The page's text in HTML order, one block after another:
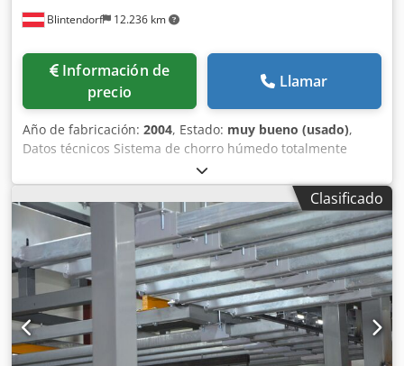
Blintendorf 12.236 km
Información de
precio
Llamar
Año de fabricación: 2004, Estado: muy bueno (usado),
Datos técnicos Sistema de chorro húmedo totalmente
automatizado Componentes a mecanizar Componentes del
motor, otros componentes Dcodpfx Aiowi Hcwevok Tamaño
del plato giratorio Ø 1300 mm Velocidad del plato giratorio
1 – 30 rpm, Capacidad de carga del plato giratorio 500 kg
Máx. Tamaño del componente Ø 1500 y altura 1000 mm
Número de boquillas de chorro 1 – 4 Presión del chorro 0,5
– 6 bar (± 0,01) Iluminación de la cabina Medios de
granallado utilizados Al2O3 500 Mesh como medio de
lapeado Sistema de transporte de medios de granallado
Bombas de alimentación Caudal máximo 120 l/min hasta
un 35% de concentración óxido de aluminio
Clasificado